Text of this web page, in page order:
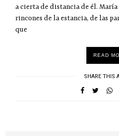
a cierta de distancia de él.
rincones de la estancia, de las
que
READ
SHARE THIS